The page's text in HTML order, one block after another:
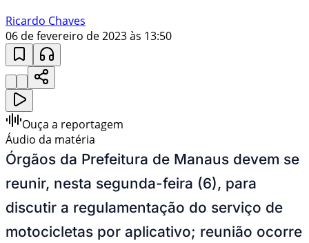
Ricardo Chaves
06 de fevereiro de 2023 às 13:50
Ouça a reportagem
Áudio da matéria
Órgãos da Prefeitura de Manaus devem se
reunir, nesta segunda-feira (6), para
discutir a regulamentação do serviço de
motocicletas por aplicativo; reunião ocorre